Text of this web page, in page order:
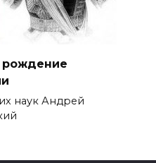
рождение
наук Андрей